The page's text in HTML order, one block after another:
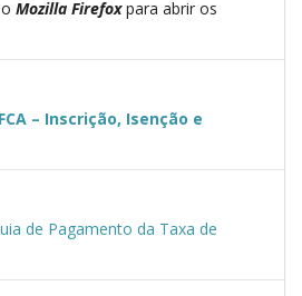
Mozilla Firefoxpara abrir os
– Inscrição, Isenção e
de Pagamento da Taxa de